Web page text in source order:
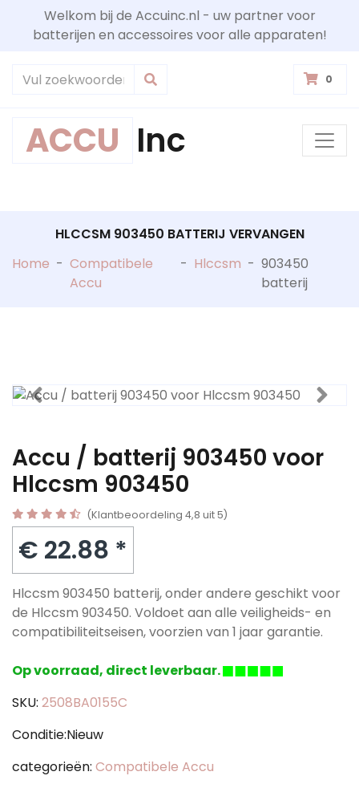
Welkom bij de Accuinc.nl - uw partner voor
batterijen en accessoires voor alle apparaten!
0
ACCU Inc
HLCCSM 903450 BATTERIJ VERVANGEN
Home - Compatibele
Accu
- Hlccsm - 903450
batterij
Accu / batterij 903450 voor
Hlccsm 903450
(Klantbeoordeling 4,8 uit 5)
€ 22.88 *
Hlccsm 903450 batterij, onder andere geschikt voor
de Hlccsm 903450. Voldoet aan alle veiligheids- en
compatibiliteitseisen, voorzien van 1 jaar garantie.
Op voorraad, direct leverbaar.
SKU: 2508BA0155C
Conditie:Nieuw
categorieën: Compatibele Accu